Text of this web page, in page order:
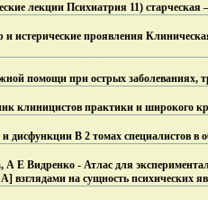
лекции Психиатрия 11)
и истерические проявления
помощи при острых заболеваниях,
клиницистов практики и широкого
дисфункции В 2 томах специалистов в
Е Видренко - Атлас для
взглядами на сущность психических